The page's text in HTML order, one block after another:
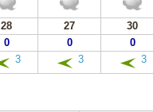
28 27 30
0 0 0
3 3 3